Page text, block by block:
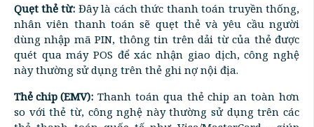
Quẹt thẻ từ: Đây là cách thức thanh toán truyền thống,
nhân viên thanh toán sẽ quẹt thẻ và yêu cầu người
dùng nhập mã PIN, thông tin trên dải từ của thẻ được
quét qua máy POS để xác nhận giao dịch, công nghệ
này thường sử dụng trên thẻ ghi nợ nội địa.
Thẻ chip (EMV): Thanh toán qua thẻ chip an toàn hơn
so với thẻ từ, công nghệ này thường sử dụng trên các